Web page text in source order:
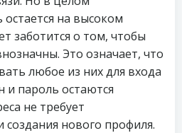
на высоком
заботится о том, чтобы
Это означает, что
любое из них для входа
и пароль остаются
не требует
создания нового профиля.